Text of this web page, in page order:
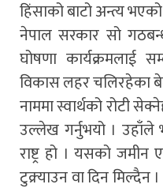
हिंसाको बाटो अन्त्य
नेपाल सरकार सो
घोषणा कार्यक्रमलाई
विकास लहर चलिरहेका
नाममा स्वार्थको रोटी
उल्लेख गर्नुभयो । उहाँले
राष्ट्र हो । यसको
टुक्र्याउन वा दिन